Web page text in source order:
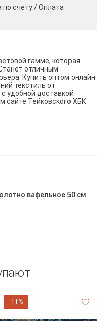
по счету /Оплата
гамме, которая
отличным
Купить оптом онлайн
текстиль от
удобной доставкой
сайте Тейковского ХБК
вафельное 50 см
-11%